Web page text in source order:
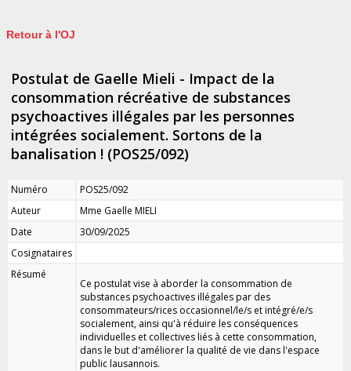
Retour à l'OJ
Postulat de Gaelle Mieli - Impact de la
consommation récréative de substances
psychoactives illégales par les personnes
intégrées socialement. Sortons de la
banalisation ! (POS25/092)
Numéro
POS25/092
Auteur
Mme Gaelle MIELI
Date
30/09/2025
Cosignataires
Résumé
Ce postulat vise à aborder la consommation de
substances psychoactives illégales par des
consommateurs/rices occasionnel/le/s et intégré/e/s
socialement, ainsi qu'à réduire les conséquences
individuelles et collectives liés à cette consommation,
dans le but d'améliorer la qualité de vie dans l'espace
public lausannois.